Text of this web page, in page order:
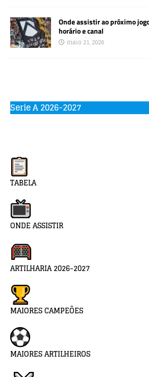
Onde assistir ao próximo
horário e canal
maio 21, 2026
Serie A 2026-2027
TABELA
ONDE ASSISTIR
ARTILHARIA 2026-2027
MAIORES CAMPEÕES
MAIORES ARTILHEIROS